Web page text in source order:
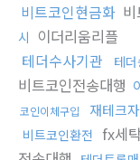
비트코인현금화
시 이더리움리플
테더수사기관
테
비트코인전송대행
코인이체구입 재테크
비트코인환전 fx세